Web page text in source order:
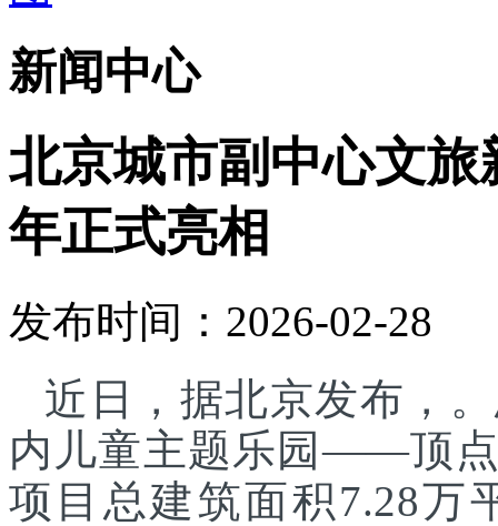
新闻中心
北京城市副中心文
年正式亮相
发布时间：2026-02-28
近日，据北京发布，
内儿童主题乐园——顶
项目总建筑面积7.28万